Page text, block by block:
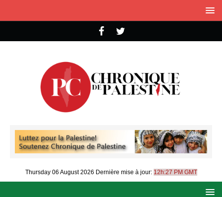
Thursday 06 August 2026 Dernière mise à jour: 12h:27 PM GMT